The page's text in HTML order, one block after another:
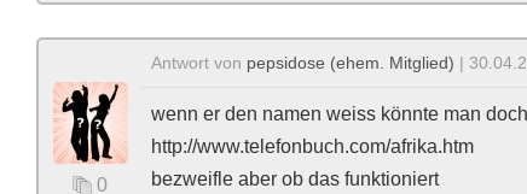
0
Antwort von pepsidose (ehem. Mitglied) |
wenn er den namen weiss könnte man
http://www.telefonbuch.com/afrika.htm
bezweifle aber ob das funktioniert